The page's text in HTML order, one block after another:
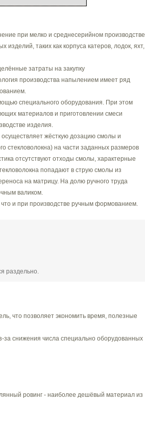
при мелко и среднесерийном производстве
изделий, таких как корпуса катеров, лодок, яхт,
затраты на закупку
производства напылением имеет ряд
специального оборудования. При этом
материалов и приготовлении смеси
изделия.
жёсткую дозацию смолы и
стекловолокна) на части заданных размеров
отсутствуют отходы смолы, характерные
попадают в струю смолы из
на матрицу. На долю ручного труда
валиком.
и при производстве ручным формованием.
раздельно.
что позволяет экономить время, полезные
снижения числа специально оборудованных
ровинг - наиболее дешёвый материал из